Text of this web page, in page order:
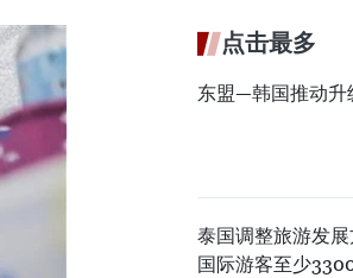
点击最多
东盟—韩国推动升
泰国调整旅游发
国际游客至少